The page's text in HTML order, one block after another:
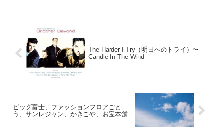
The Harder I Try（明日へのトライ）〜
Candle In The Wind
ビッグ富士、ファッションフロアごと
う、サンレジャン、かきこや、お宝本舗